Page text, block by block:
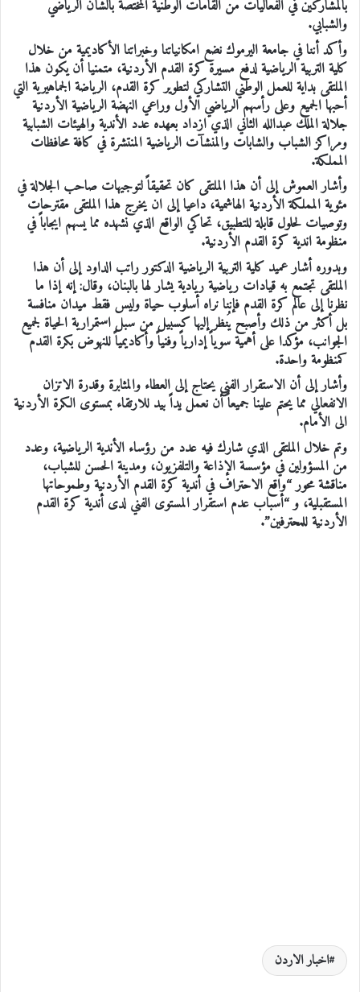
بالمشاركين في الفعاليات من القامات الوطنية المختصة بالشأن الرياضي
والشبابي.
وأكد أننا في جامعة اليرموك نضع امكانياتنا وخبراتنا الأكاديمية من خلال
كلية التربية الرياضية لدفع مسيرة كرة القدم الأردنية، متمنيا أن يكون هذا
الملتقى بداية للعمل الوطني التشاركي لتطوير كرة القدم، الرياضة الجماهيرية التي
أحبها الجميع وعلى رأسهم الرياضي الأول وراعي النهضة الرياضية الأردنية
جلالة الملك عبدالله الثاني الذي ازداد بعهده عدد الأندية والهيئات الشبابية
ومراكز الشباب والشابات والمنشآت الرياضية المنتشرة في كافة محافظات
المملكة.
وأشار العموش إلى أن هذا الملتقى كان تحقيقاً لتوجيهات صاحب الجلالة في
مئوية المملكة الأردنية الهاشمية، داعيا إلى ان يخرج هذا الملتقى مقترحات
وتوصيات لحلول قابلة للتطبيق، تحاكي الواقع الذي نشهده مما يسهم ايجاباً في
منظومة اندية كرة القدم الأردنية.
وبدوره أشار عميد كلية التربية الرياضية الدكتور راتب الداود إلى أن هذا
الملتقى تجتمع به قيادات رياضية ريادية يشار لها بالبنان، وقال: إنه إذا ما
نظرنا إلى عالم كرة القدم فإننا نراه أسلوب حياة وليس فقط ميدان منافسة
بل أكثر من ذلك وأصبح يُنظر إليها كسبيل من سبل استمرارية الحياة لجميع
الجوانب، مؤكدا على أهمية سوياً إدارياً وفنياً وأكاديمياً للنهوض بكرة القدم
كمنظومة واحدة.
وأشار إلى أن الاستقرار الفني يحتاج إلى العطاء والمثابرة وقدرة الاتزان
الانفعالي مما يحتم علينا جميعاً أن نعمل يداً بيد للارتقاء بمستوى الكرة الأردنية
الى الأمام.
وتم خلال الملتقى الذي شارك فيه عدد من رؤساء الأندية الرياضية، وعدد
من المسؤولين في مؤسسة الإذاعة والتلفزيون، ومدينة الحسن للشباب،
مناقشة محور “واقع الاحتراف في أندية كرة القدم الأردنية وطموحاتها
المستقبلية، و “أسباب عدم استقرار المستوى الفني لدى أندية كرة القدم
الأردنية للمحترفين”.
اخبار الاردن